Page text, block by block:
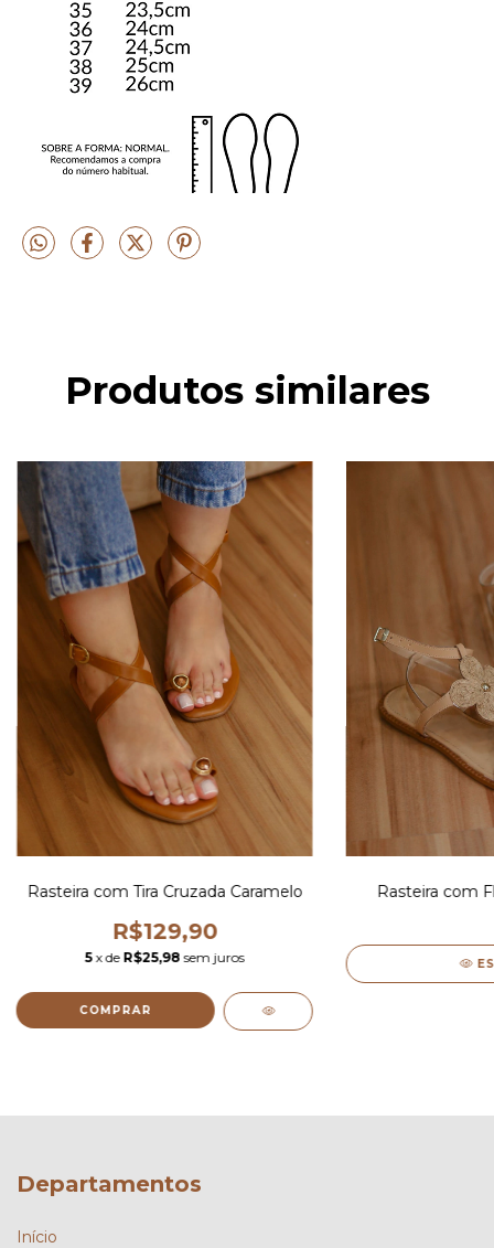
Produtos similares
Rasteira com Tira Cruzada Caramelo
R$129,90
5 x de R$25,98 sem juros
COMPRAR
Rasteira com
Departamentos
Início